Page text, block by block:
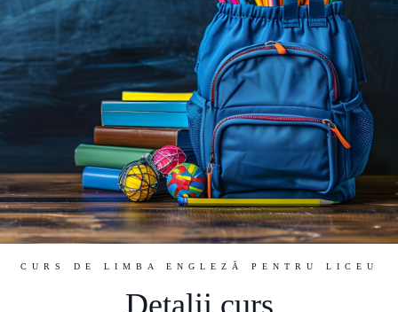
CURS DE LIMBA ENGLEZĂ PENTRU LICEU
Detalii curs